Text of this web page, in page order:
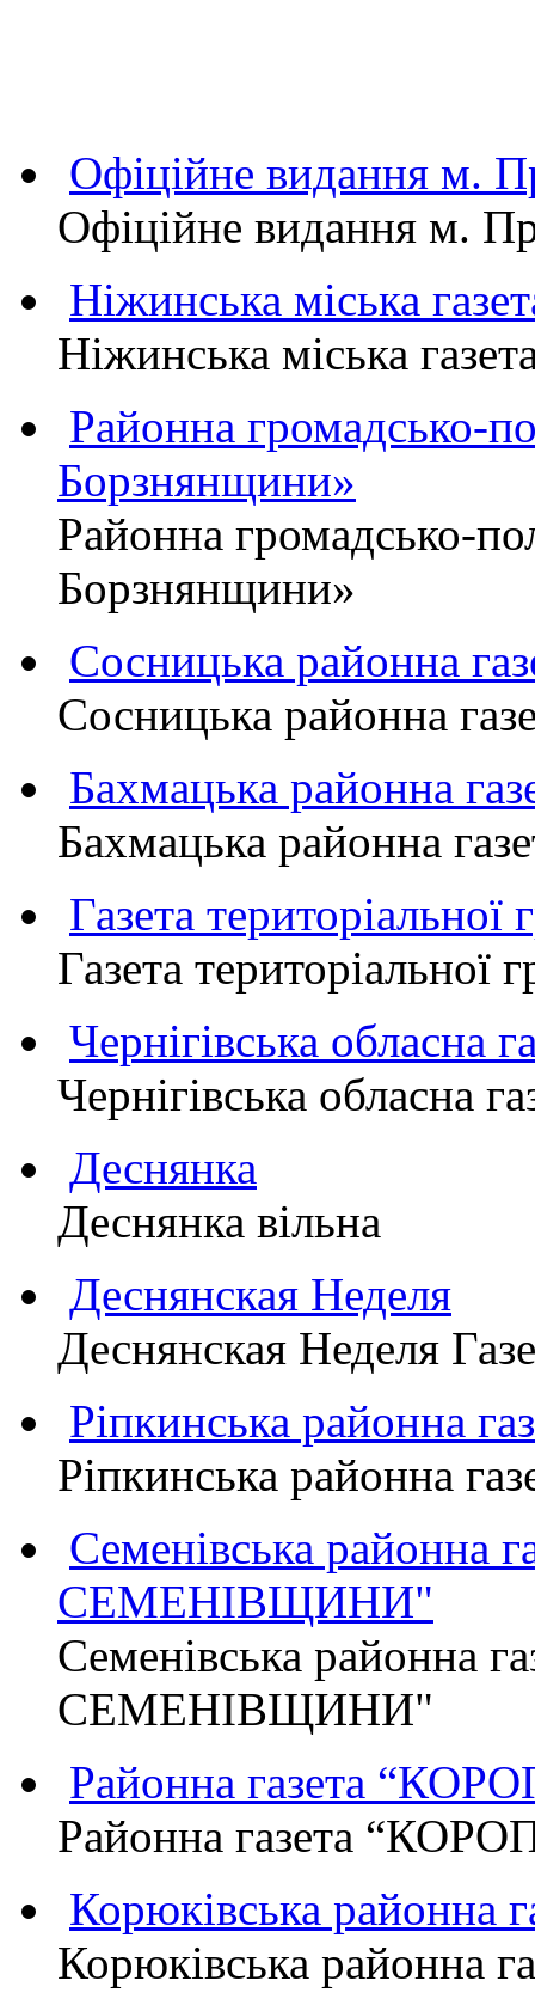
Офіційне видання
Офіційне видання м.
Ніжинська міська
Ніжинська міська
Районна громадсько-
Борзнянщини»
Районна громадсько-
Борзнянщини»
Сосницька районна
Сосницька районна
Бахмацька районна
Бахмацька районна
Газета
Газета
Чернігівська обласна
Чернігівська обласна
Деснянка
Деснянка вільна
Деснянская Неделя
Деснянская Неделя
Ріпкинська районна
Ріпкинська районна
Семенівська районна
СЕМЕНІВЩИНИ"
Семенівська районна
СЕМЕНІВЩИНИ"
Районна газета
Районна газета
Корюківська районна
Корюківська районна